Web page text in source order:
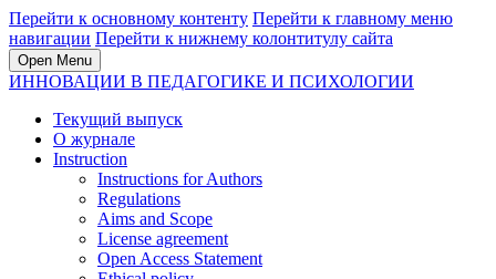
Перейти к основному контенту Перейти к главному меню
навигации Перейти к нижнему колонтитулу сайта
Open Menu
ИННОВАЦИИ В ПЕДАГОГИКЕ И ПСИХОЛОГИИ
Текущий выпуск
О журнале
Instruction
Instructions for Authors
Regulations
Aims and Scope
License agreement
Open Access Statement